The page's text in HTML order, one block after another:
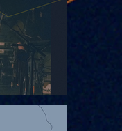
月見ル君想フ編